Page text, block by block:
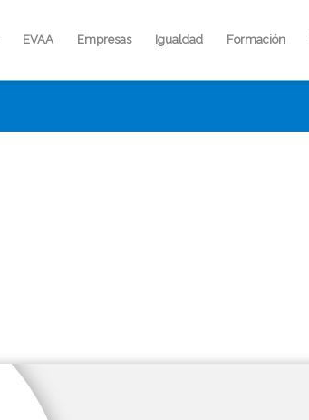
EVAA Empresas Igualdad Formación